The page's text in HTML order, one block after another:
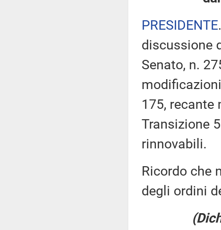
PRESIDENTE
discussione
Senato, n.
175,
Transizione
rinnovabili.
Ricordo che
degli ordini